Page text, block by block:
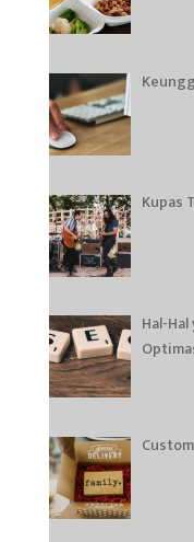
Kupas
Hal-